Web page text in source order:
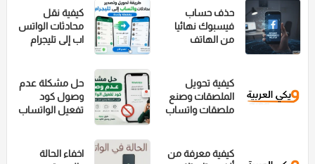
حذف حساب
فيسبوك نهائيا
من الهاتف
كيفية نقل
محادثات الواتس
اب إلى تليجرام
كيفية تحويل
الملصقات وصنع
ملصقات واتساب
بدون برامج
حل مشكلة عدم
وصول كود
تفعيل الواتساب
كيفية معرفة من
اخفاء الحالة